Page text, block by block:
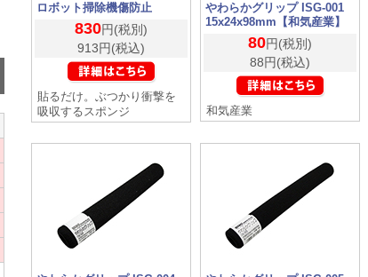
ロボット掃除機傷防止
830円(税別)
913円(税込)
貼るだけ。ぶつかり衝撃を
吸収するスポンジ
やわらかグリップ ISG-001
15x24x98mm【和気産業】
80円(税別)
88円(税込)
和気産業